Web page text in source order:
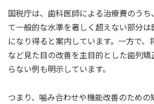
国税庁は、歯科医師による治療費のうち
て一般的な水準を著しく超えない部分
になり得ると案内しています。一方で、
など見た目の改善を主目的とした歯列
らない例も明示しています。
つまり、噛み合わせや機能改善のための